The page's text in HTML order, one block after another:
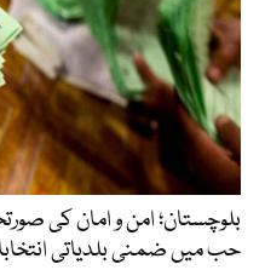
بلوچستان؛ امن و امان کی
حب میں ضمنی بلدیاتی